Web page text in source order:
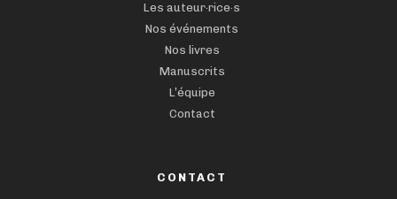
Les auteur·rice·s
Nos événements
Nos livres
Manuscrits
L’équipe
Contact
CONTACT